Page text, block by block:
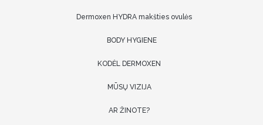
Dermoxen HYDRA makšties ovulės
BODY HYGIENE
KODĖL DERMOXEN
MŪSŲ VIZIJA
AR ŽINOTE?